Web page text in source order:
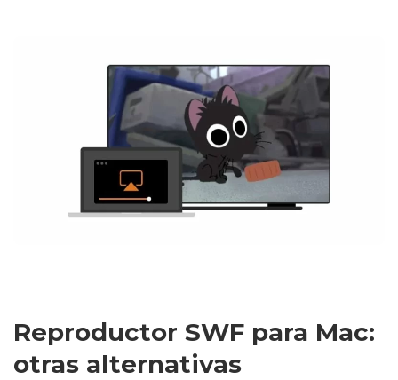
Reproductor SWF para Mac:
otras alternativas